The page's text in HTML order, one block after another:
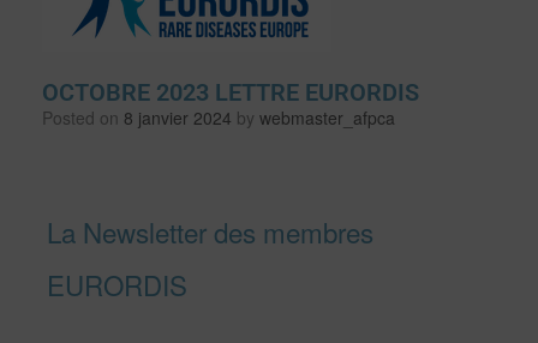
OCTOBRE 2023 LETTRE EURORDIS
Posted on 8 janvier 2024 by webmaster_afpca
La Newsletter des membres
EURORDIS